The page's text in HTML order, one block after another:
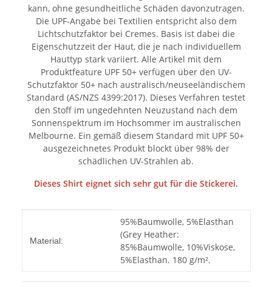
kann, ohne gesundheitliche Schäden davonzutragen.
Die UPF-Angabe bei Textilien entspricht also dem
Lichtschutzfaktor bei Cremes. Basis ist dabei die
Eigenschutzzeit der Haut, die je nach individuellem
Hauttyp stark variiert. Alle Artikel mit dem
Produktfeature UPF 50+ verfügen über den UV-
Schutzfaktor 50+ nach australisch/neuseeländischem
Standard (AS/NZS 4399:2017). Dieses Verfahren testet
den Stoff im ungedehnten Neuzustand nach dem
Sonnenspektrum im Hochsommer im australischen
Melbourne. Ein gemäß diesem Standard mit UPF 50+
ausgezeichnetes Produkt blockt über 98% der
schädlichen UV-Strahlen ab.
Dieses Shirt eignet sich sehr gut für die Stickerei.
Material:
95%Baumwolle, 5%Elasthan
(Grey Heather:
85%Baumwolle, 10%Viskose,
5%Elasthan. 180 g/m².